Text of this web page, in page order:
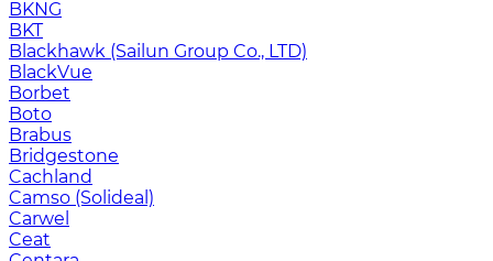
BKNG
BKT
Blackhawk (Sailun Group Co., LTD)
BlackVue
Borbet
Boto
Brabus
Bridgestone
Cachland
Camso (Solideal)
Carwel
Ceat